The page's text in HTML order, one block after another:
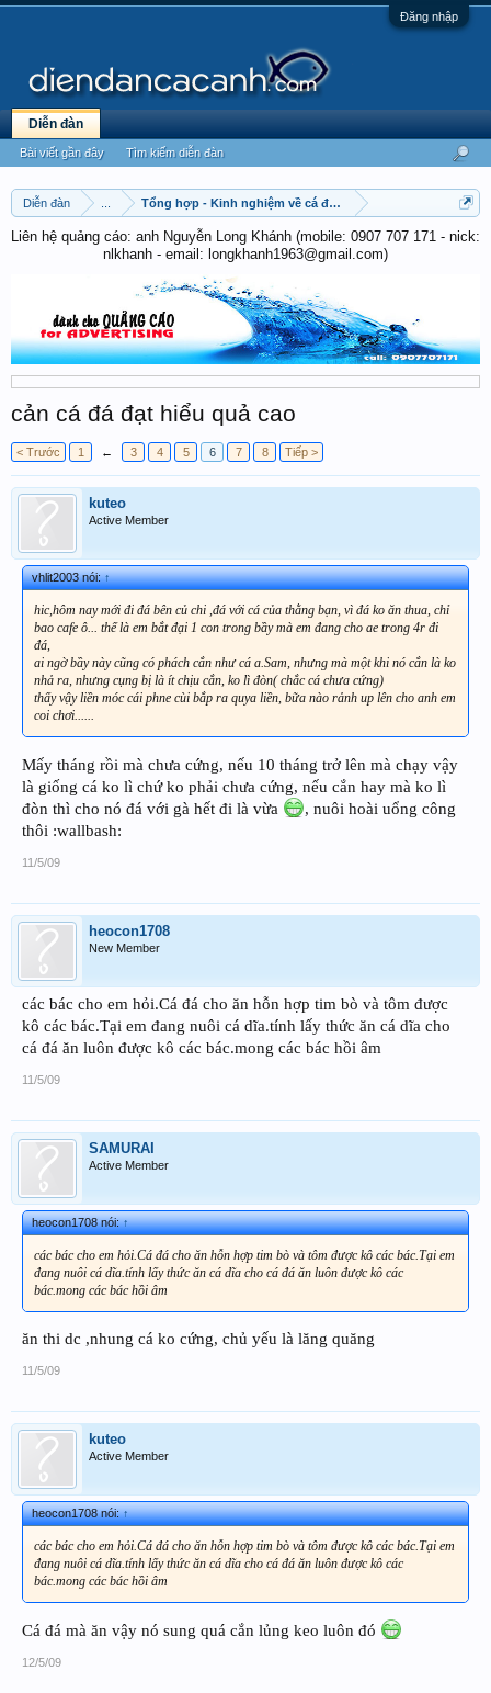
Đăng nhập
Diễn đàn Tổng hợp - Kinh nghiệm về cá đá - cá chọi
Liên hệ quảng cáo: anh Nguyễn Long Khánh (mobile: 0907 707 171 - nick:
nlkhanh - email: longkhanh1963@gmail.com)
cản cá đá đạt hiểu quả cao
< Trước 1 ← 3 4 5 6 7 8 Tiếp >
kuteo
Active Member
vhlit2003 nói:↑
hic,hôm nay mới đi đá bên củ chi ,đá với cá của thằng bạn, vì đá ko ăn thua, chỉ
bao cafe ô... thế là em bắt đại 1 con trong bầy mà em đang cho ae trong 4r đi
đá,
ai ngờ bầy này cũng có phách cắn như cá a.Sam, nhưng mà một khi nó cắn là ko
nhả ra, nhưng cụng bị là ít chịu cắn, ko lì đòn( chắc cá chưa cứng)
thấy vậy liền móc cái phne cùi bắp ra quya liền, bữa nào rảnh up lên cho anh em
coi chơi......
Mấy tháng rồi mà chưa cứng, nếu 10 tháng trở lên mà chạy vậy
là giống cá ko lì chứ ko phải chưa cứng, nếu cắn hay mà ko lì
đòn thì cho nó đá với gà hết đi là vừa
, nuôi hoài uổng công
thôi :wallbash:
11/5/09
heocon1708
New Member
các bác cho em hỏi.Cá đá cho ăn hỗn hợp tim bò và tôm được
kô các bác.Tại em đang nuôi cá dĩa.tính lấy thức ăn cá dĩa cho
cá đá ăn luôn được kô các bác.mong các bác hồi âm
11/5/09
SAMURAI
Active Member
heocon1708 nói:↑
các bác cho em hỏi.Cá đá cho ăn hỗn hợp tim bò và tôm được kô các bác.Tại em
đang nuôi cá dĩa.tính lấy thức ăn cá dĩa cho cá đá ăn luôn được kô các
bác.mong các bác hồi âm
ăn thi dc ,nhung cá ko cứng, chủ yếu là lăng quăng
11/5/09
kuteo
Active Member
heocon1708 nói:↑
các bác cho em hỏi.Cá đá cho ăn hỗn hợp tim bò và tôm được kô các bác.Tại em
đang nuôi cá dĩa.tính lấy thức ăn cá dĩa cho cá đá ăn luôn được kô các
bác.mong các bác hồi âm
Cá đá mà ăn vậy nó sung quá cắn lủng keo luôn đó
12/5/09
Diễn đàn
Bài viết gần đây Tìm kiếm diễn đàn